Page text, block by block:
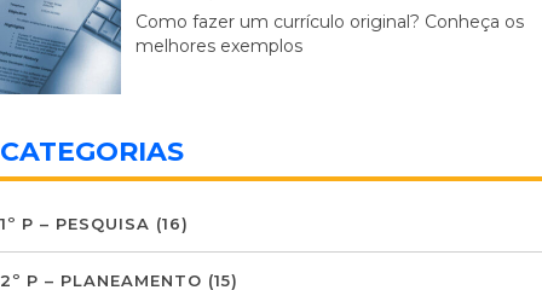
Como fazer um currículo original? Conheça os
melhores exemplos
CATEGORIAS
1º P – PESQUISA (16)
2º P – PLANEAMENTO (15)